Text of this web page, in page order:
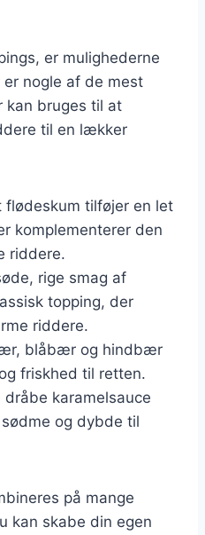
er mulighederne
nogle af de mest
kan bruges til at
til en lækker
flødeskum tilføjer en let
komplementerer den
riddere.
rige smag af
topping, der
riddere.
blåbær og hindbær
friskhed til retten.
dråbe karamelsauce
og dybde til
på mange
kan skabe din egen